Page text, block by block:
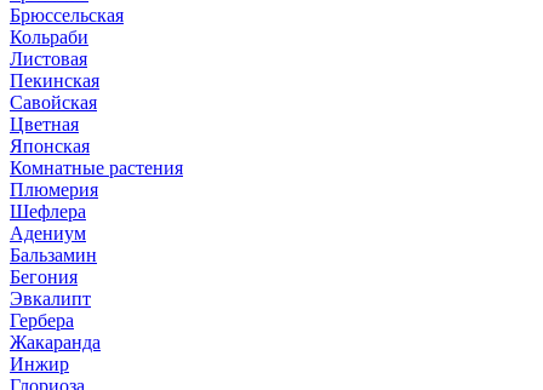
Брюссельская
Кольраби
Листовая
Пекинская
Савойская
Цветная
Японская
Комнатные растения
Плюмерия
Шефлера
Адениум
Бальзамин
Бегония
Эвкалипт
Гербера
Жакаранда
Инжир
Глориоза